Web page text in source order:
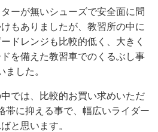
ーが無いシューズで安全面に問
もありましたが、教習所の中に
ドレンジも比較的低く、大きく
を備えた教習車でのくるぶし事
した。
では、比較的お買い求めいただ
帯に抑える事で、幅広いライダー
と思います。